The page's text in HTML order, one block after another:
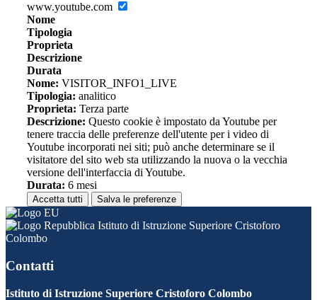
www.youtube.com
Nome
Tipologia
Proprieta
Descrizione
Durata
Nome: VISITOR_INFO1_LIVE
Tipologia: analitico
Proprieta: Terza parte
Descrizione: Questo cookie è impostato da Youtube per
tenere traccia delle preferenze dell'utente per i video di
Youtube incorporati nei siti; può anche determinare se il
visitatore del sito web sta utilizzando la nuova o la vecchia
versione dell'interfaccia di Youtube.
Durata: 6 mesi
Accetta tutti Salva le preferenze
Istituto di Istruzione Superiore Cristoforo
Colombo
Contatti
Istituto di Istruzione Superiore Cristoforo Colombo